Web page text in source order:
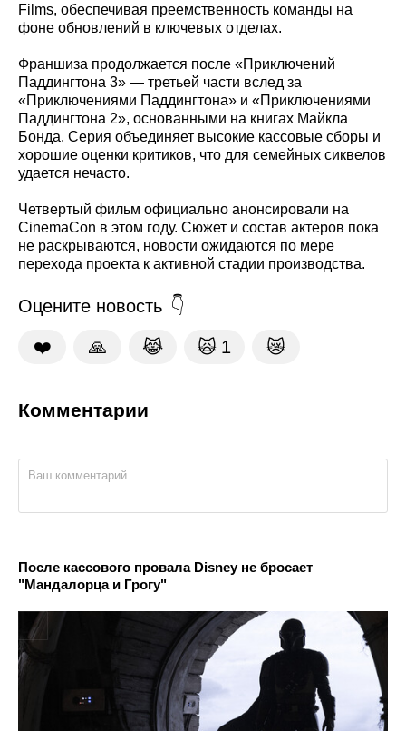
Films, обеспечивая преемственность команды на
фоне обновлений в ключевых отделах.
Франшиза продолжается после «Приключений
Паддингтона 3» — третьей части вслед за
«Приключениями Паддингтона» и «Приключениями
Паддингтона 2», основанными на книгах Майкла
Бонда. Серия объединяет высокие кассовые сборы и
хорошие оценки критиков, что для семейных сиквелов
удается нечасто.
Четвертый фильм официально анонсировали на
CinemaCon в этом году. Сюжет и состав актеров пока
не раскрываются, новости ожидаются по мере
перехода проекта к активной стадии производства.
Оцените новость
❤️ 🙏 😹 🙀 1 😿
Комментарии
После кассового провала Disney не бросает
"Мандалорца и Грогу"